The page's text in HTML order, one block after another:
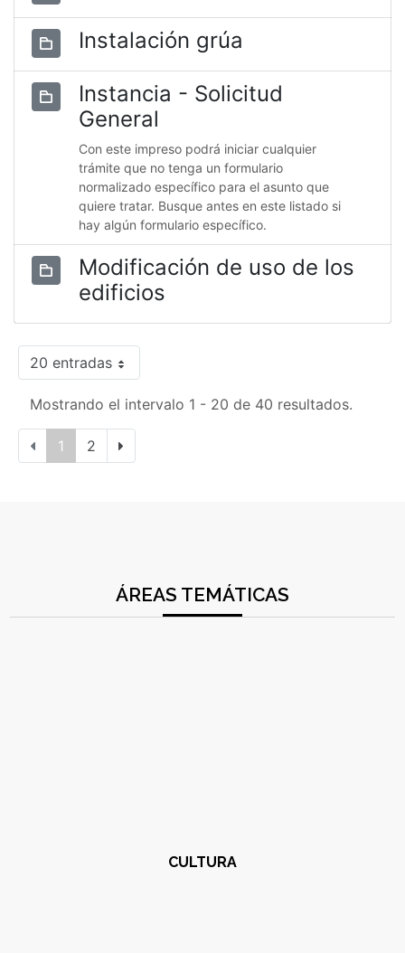
Instalación grúa
Instancia - Solicitud
General
Con este impreso podrá iniciar cualquier
trámite que no tenga un formulario
normalizado específico para el asunto que
quiere tratar. Busque antes en este listado si
hay algún formulario específico.
Modificación de uso de los
edificios
20 entradas
Mostrando el intervalo 1 - 20 de 40 resultados.
1 2
ÁREAS TEMÁTICAS
CULTURA